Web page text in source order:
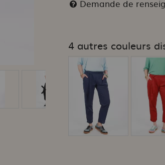
Demande de
4 autres couleurs